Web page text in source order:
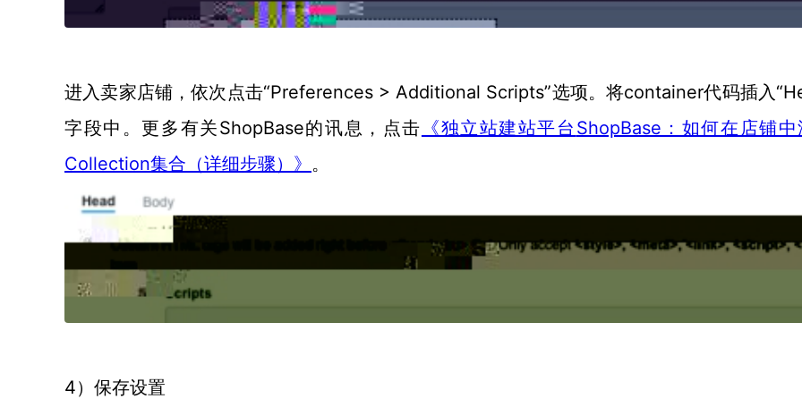
进入卖家店铺，依次点击“Preferences > Additional Scripts”选项。将container代码插入
字段中。更多有关ShopBase的讯息，点击 《独立站建站平台 ShopBase：如何在店铺中
Collection集合（详细步骤）》 。
4）保存设置